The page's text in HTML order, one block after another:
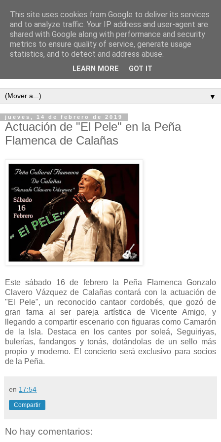
Semanario independiente de Calañas
▼
jueves, 14 de febrero de 2019
Actuación de "El Pele" en la Peña
Flamenca de Calañas
Este sábado 16 de febrero la Peña Flamenca Gonzalo
Clavero Vázquez de Calañas contará con la actuación de
"El Pele", un reconocido cantaor cordobés, que gozó de
gran fama al ser pareja artística de Vicente Amigo, y
llegando a compartir escenario con figuaras como Camarón
de la Isla. Destaca en los cantes por soleá, Seguiriyas,
bulerías, fandangos y tonás, dotándolas de un sello más
propio y moderno. El concierto será exclusivo para socios
de la Peña.
en 17:54
Compartir
No hay comentarios:
This site uses cookies from Google to deliver its services
and to analyze traffic. Your IP address and user-agent are
shared with Google along with performance and security
metrics to ensure quality of service, generate usage
statistics, and to detect and address abuse.
LEARN MORE GOT IT